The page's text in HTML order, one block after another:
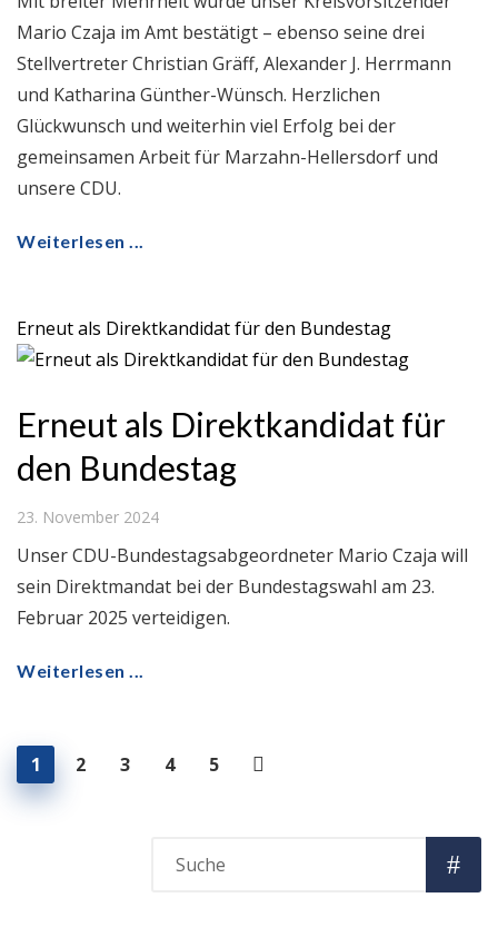
Mario Czaja im Amt bestätigt – ebenso seine drei
Stellvertreter Christian Gräff, Alexander J. Herrmann
und Katharina Günther-Wünsch. Herzlichen
Glückwunsch und weiterhin viel Erfolg bei der
gemeinsamen Arbeit für Marzahn-Hellersdorf und
unsere CDU.
Weiterlesen ...
Erneut als Direktkandidat für den Bundestag
Erneut als Direktkandidat für
den Bundestag
23. November 2024
Unser CDU-Bundestagsabgeordneter Mario Czaja will
sein Direktmandat bei der Bundestagswahl am 23.
Februar 2025 verteidigen.
Weiterlesen ...
1 2 3 4 5